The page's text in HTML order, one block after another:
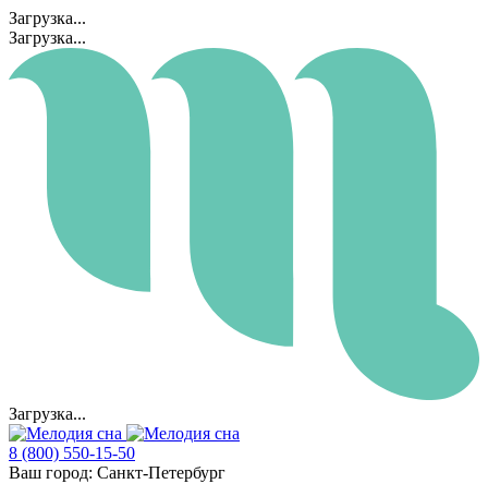
Загрузка...
Загрузка...
Загрузка...
8 (800) 550-15-50
Ваш город: Санкт-Петербург